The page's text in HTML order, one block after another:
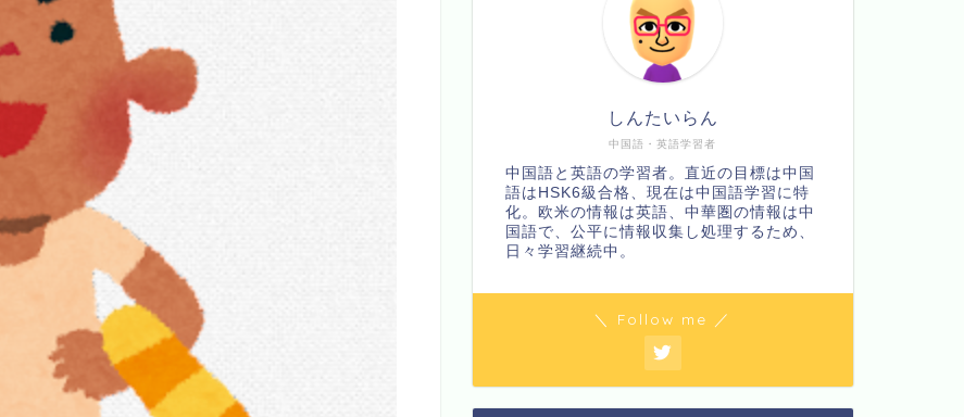
中国語・英語学習者
しんたいらん
中国語と英語の学習者。直近の目標は中国
語はHSK6級合格、現在は中国語学習に特
化。欧米の情報は英語、中華圏の情報は中
国語で、公平に情報収集し処理するため、
日々学習継続中。
＼ Follow me ／